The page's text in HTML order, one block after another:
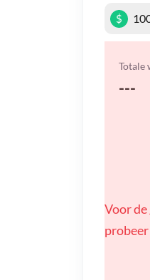
$
Totale
---
Voor